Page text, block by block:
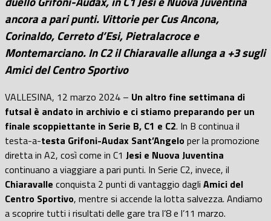
ancora a pari punti. Vittorie per Cus Ancona,
Corinaldo, Cerreto d’Esi, Pietralacroce e
Montemarciano. In C2 il Chiaravalle allunga a +3 sugli
Amici del Centro Sportivo
VALLESINA, 12 marzo 2024 – Un altro fine settimana di
futsal è andato in archivio e ci stiamo preparando per un
finale scoppiettante in Serie B, C1 e C2. In B continua il
testa-a-testa Grifoni-Audax Sant’Angeloper la promozione
diretta in A2, così come in C1 Jesi e Nuova Juventina
continuano a viaggiare a pari punti. In Serie C2, invece, il
Chiaravalle conquista 2 punti di vantaggio dagli Amici del
Centro Sportivo, mentre si accende la lotta salvezza. Andiamo
a scoprire tutti i risultati delle gare tra l’8 e l’11 marzo.